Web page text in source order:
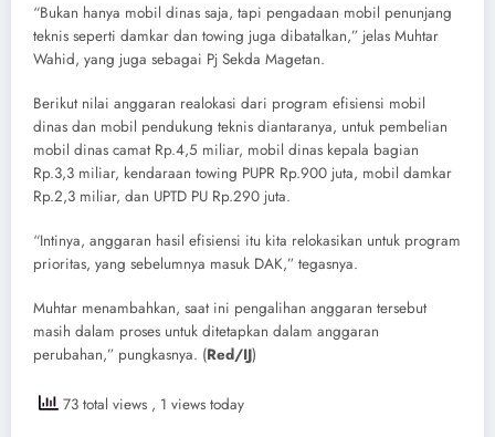
“Bukan hanya mobil dinas saja, tapi pengadaan mobil penunjang
teknis seperti damkar dan towing juga dibatalkan,” jelas Muhtar
Wahid, yang juga sebagai Pj Sekda Magetan.
Berikut nilai anggaran realokasi dari program efisiensi mobil
dinas dan mobil pendukung teknis diantaranya, untuk pembelian
mobil dinas camat Rp.4,5 miliar, mobil dinas kepala bagian
Rp.3,3 miliar, kendaraan towing PUPR Rp.900 juta, mobil damkar
Rp.2,3 miliar, dan UPTD PU Rp.290 juta.
“Intinya, anggaran hasil efisiensi itu kita relokasikan untuk program
prioritas, yang sebelumnya masuk DAK,” tegasnya.
Muhtar menambahkan, saat ini pengalihan anggaran tersebut
masih dalam proses untuk ditetapkan dalam anggaran
perubahan,” pungkasnya. (Red/IJ)
73 total views , 1 views today